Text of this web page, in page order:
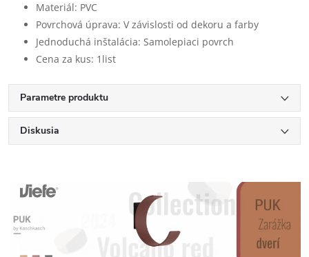
Materiál: PVC
Povrchová úprava: V závislosti od dekoru a farby
Jednoduchá inštalácia: Samolepiaci povrch
Cena za kus: 1list
Parametre produktu
Diskusia